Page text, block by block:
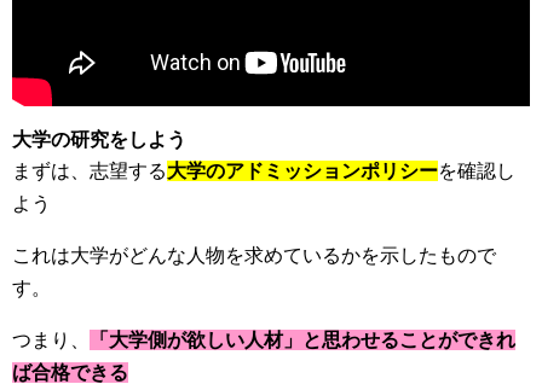
大学の研究をしよう
まずは、志望する大学のアドミッションポリシーを確認し
よう
これは大学がどんな人物を求めているかを示したもので
す。
つまり、
「大学側が欲しい人材」と思わせることができれ
ば合格できる